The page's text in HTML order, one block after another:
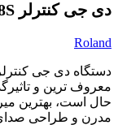
دی جی کنترلر Roland TR-8S
Roland
معروف ترین و
مدرن و طراحی